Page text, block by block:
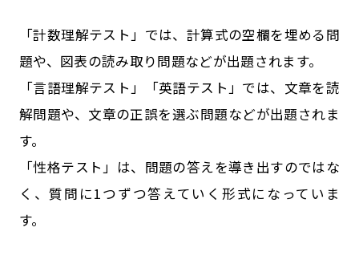
「計数理解テスト」では、計算式の空欄を埋める問
題や、図表の読み取り問題などが出題されます。
「言語理解テスト」「英語テスト」では、文章を読
解問題や、文章の正誤を選ぶ問題などが出題されま
す。
「性格テスト」は、問題の答えを導き出すのではな
く、質問に1つずつ答えていく形式になっていま
す。